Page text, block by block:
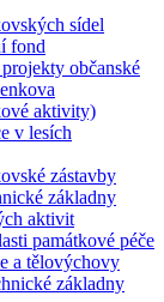
sídel
fond
občanské
aktivity)
v lesích
zástavby
základny
aktivit
památkové péče
a tělovýchovy
základny